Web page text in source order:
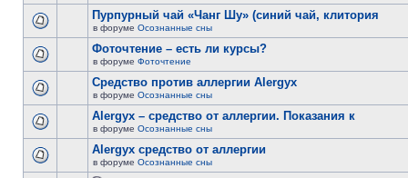
Пурпурный чай «Чанг Шу» (синий чай, клитория
в форуме Осознанные сны
Фоточтение – есть ли курсы?
в форуме Фоточтение
Cредство против аллергии Alergyx
в форуме Осознанные сны
Alergyx – средство от аллергии. Показания к
в форуме Осознанные сны
Alergyx средство от аллергии
в форуме Осознанные сны